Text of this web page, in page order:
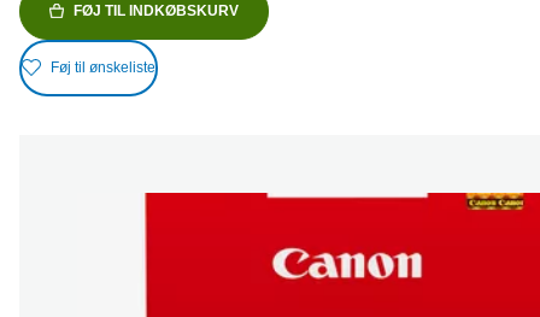
FØJ TIL INDKØBSKURV
Føj til ønskeliste